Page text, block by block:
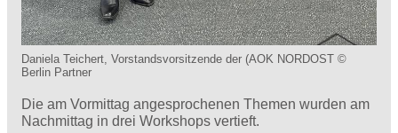
Daniela Teichert, Vorstandsvorsitzende der (AOK NORDOST ©
Berlin Partner
Die am Vormittag angesprochenen Themen wurden am
Nachmittag in drei Workshops vertieft.